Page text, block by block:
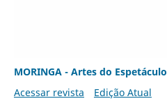
MORINGA - Artes do Espetáculo
Acessar revista
Edição Atual